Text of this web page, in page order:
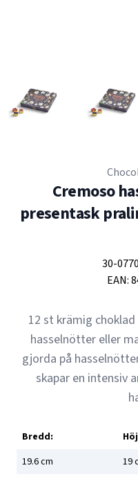
Cremoso
presentask
30-
EAN:
12 st krämig
hasselnötter eller
gjorda på
skapar en intensiv
Bredd:
19.6cm 19